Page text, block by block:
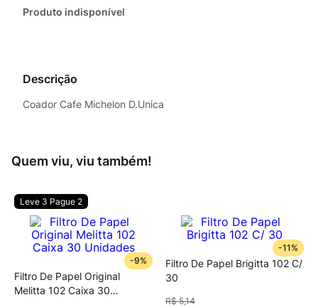
Produto indisponível
Descrição
Coador Cafe Michelon D.Unica
Quem viu, viu também!
Leve 3 Pague 2
-9%
Filtro De Papel Original
Melitta 102 Caixa 30
-11%
Filtro De Papel Brigitta 102 C/
30
R$ 5,14